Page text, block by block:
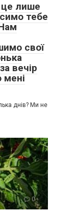
лише
тебе
свої
вечір
мені
днів? Ми не
0